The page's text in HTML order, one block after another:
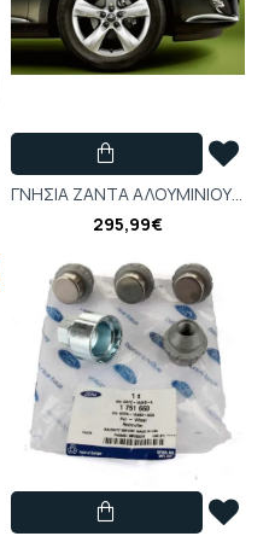
ΓΝΗΣΙΑ ΖΑΝΤΑ ΑΛΟΥΜΙΝΙΟΥ OPEL ASTRA-J 7Jx17 (15")
295,99€